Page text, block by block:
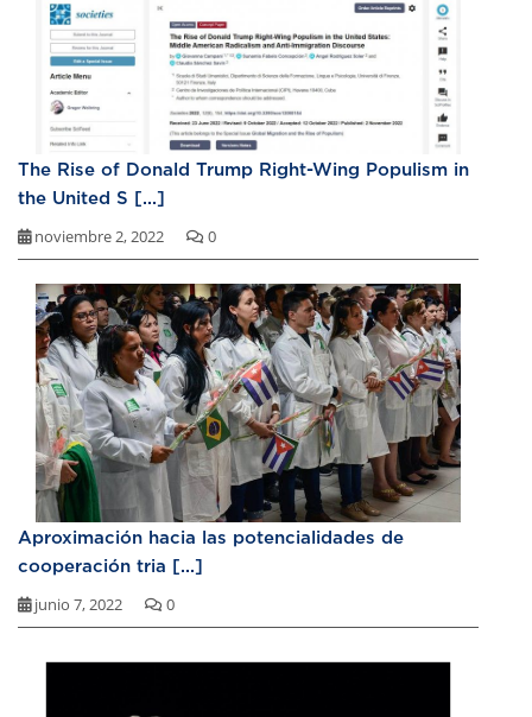
The Rise of Donald Trump Right-Wing Populism in
the United S [...]
noviembre 2, 2022 0
Aproximación hacia las potencialidades de
cooperación tria [...]
junio 7, 2022 0